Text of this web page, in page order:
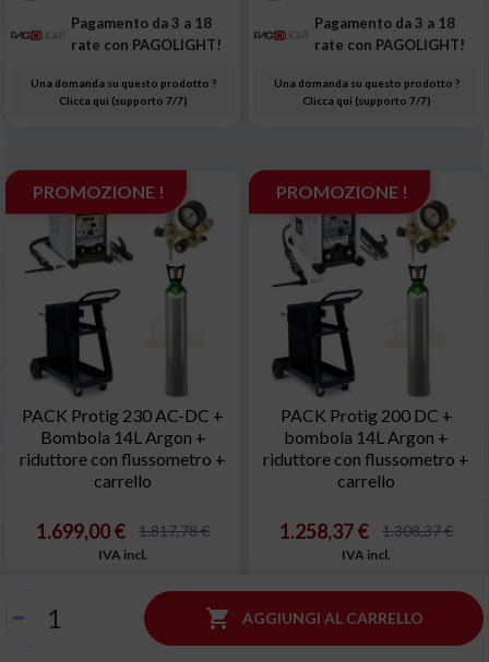
 AGGIUNGI AL CARRELLO
Pagamento da 3 a 18
rate con PAGOLIGHT!
Una domanda su questo prodotto ?
Clicca qui (supporto 7/7)
Pagamento da 3 a 18
rate con PAGOLIGHT!
Una domanda su questo prodotto ?
Clicca qui (supporto 7/7)
PROMOZIONE !
PACK Protig 230 AC-DC +
Bombola 14L Argon +
riduttore con flussometro +
carrello
1.699,00 € 1.817,78 €
IVA incl.
AGGIUNGI AL CARRELLO
PROMOZIONE !
PACK Protig 200 DC +
bombola 14L Argon +
riduttore con flussometro +
carrello
1.258,37 € 1.308,37 €
IVA incl.
AGGIUNGI AL CARRELLO